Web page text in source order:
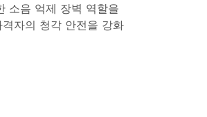
소음 억제 장벽 역할을
자의 청각 안전을 강화